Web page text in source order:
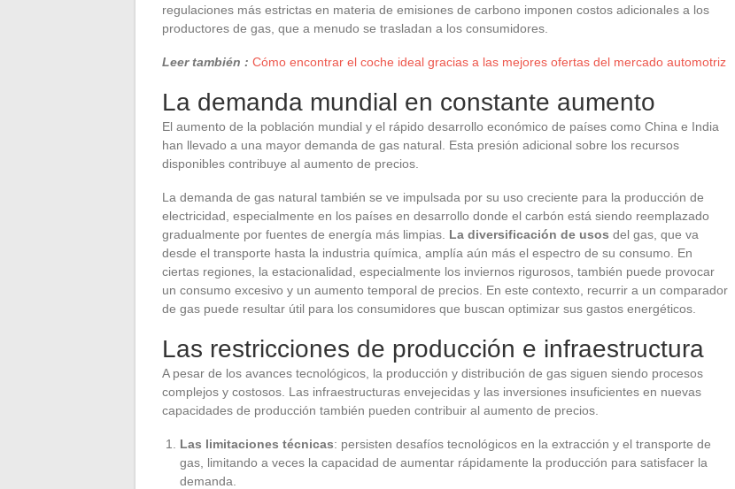
regulaciones más estrictas en materia de emisiones de carbono imponen costos adicionales a los
productores de gas, que a menudo se trasladan a los consumidores.
Leer también : Cómo encontrar el coche ideal gracias a las mejores ofertas del mercado automotriz
La demanda mundial en constante aumento
El aumento de la población mundial y el rápido desarrollo económico de países como China e India
han llevado a una mayor demanda de gas natural. Esta presión adicional sobre los recursos
disponibles contribuye al aumento de precios.
La demanda de gas natural también se ve impulsada por su uso creciente para la producción de
electricidad, especialmente en los países en desarrollo donde el carbón está siendo reemplazado
gradualmente por fuentes de energía más limpias. La diversificación de usos del gas, que va
desde el transporte hasta la industria química, amplía aún más el espectro de su consumo. En
ciertas regiones, la estacionalidad, especialmente los inviernos rigurosos, también puede provocar
un consumo excesivo y un aumento temporal de precios. En este contexto, recurrir a un comparador
de gas puede resultar útil para los consumidores que buscan optimizar sus gastos energéticos.
Las restricciones de producción e infraestructura
A pesar de los avances tecnológicos, la producción y distribución de gas siguen siendo procesos
complejos y costosos. Las infraestructuras envejecidas y las inversiones insuficientes en nuevas
capacidades de producción también pueden contribuir al aumento de precios.
Las limitaciones técnicas: persisten desafíos tecnológicos en la extracción y el transporte de
gas, limitando a veces la capacidad de aumentar rápidamente la producción para satisfacer la
demanda.